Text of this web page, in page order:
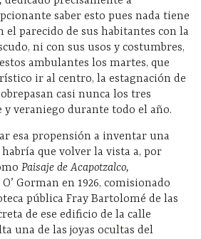
saber esto pues nada tiene
el parecido de sus habitantes con la
ni con sus usos y costumbres,
ambulantes los martes, que
ir al centro, la estagnación de
casi nunca los tres
veraniego durante todo el año.
esa propensión a inventar una
que volver la vista a, por
Paisaje de Acapotzalco,
Gorman en 1926, comisionado
pública Fray Bartolomé de las
de ese edificio de la calle
una de las joyas ocultas del